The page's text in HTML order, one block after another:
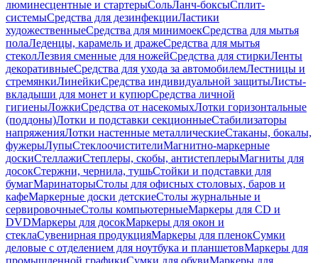
люминесцентные и стартерыСольЛанч-боксыСплит-
системыСредства для дезинфекцииЛастики
художественныеСредства для минимоекСредства для мытья
полаЛеденцы, карамель и дражеСредства для мытья
стеколЛезвия сменные для ножейСредства для стиркиЛенты
декоративныеСредства для ухода за автомобилемЛестницы и
стремянкиЛинейкиСредства индивидуальной защитыЛисты-
вкладыши для монет и купюрСредства личной
гигиеныЛожкиСредства от насекомыхЛотки горизонтальные
(поддоны)Лотки и подставки секционныеСтабилизаторы
напряженияЛотки настенные металлическиеСтаканы, бокалы,
фужерыЛупыСтеклоочистителиМагнитно-маркерные
доскиСтеллажиСтеплеры, скобы, антистеплерыМагниты для
досокСтержни, чернила, тушьСтойки и подставки для
бумагМаринаторыСтолы для офисных столовых, баров и
кафеМаркерные доски детскиеСтолы журнальные и
сервировочныеСтолы компьютерныеМаркеры для CD и
DVDМаркеры для досокМаркеры для окон и
стеклаСувенирная продукцияМаркеры для пленокСумки
деловые с отделением для ноутбука и планшетовМаркеры для
промышленной графикиСумки для обувиМаркеры для